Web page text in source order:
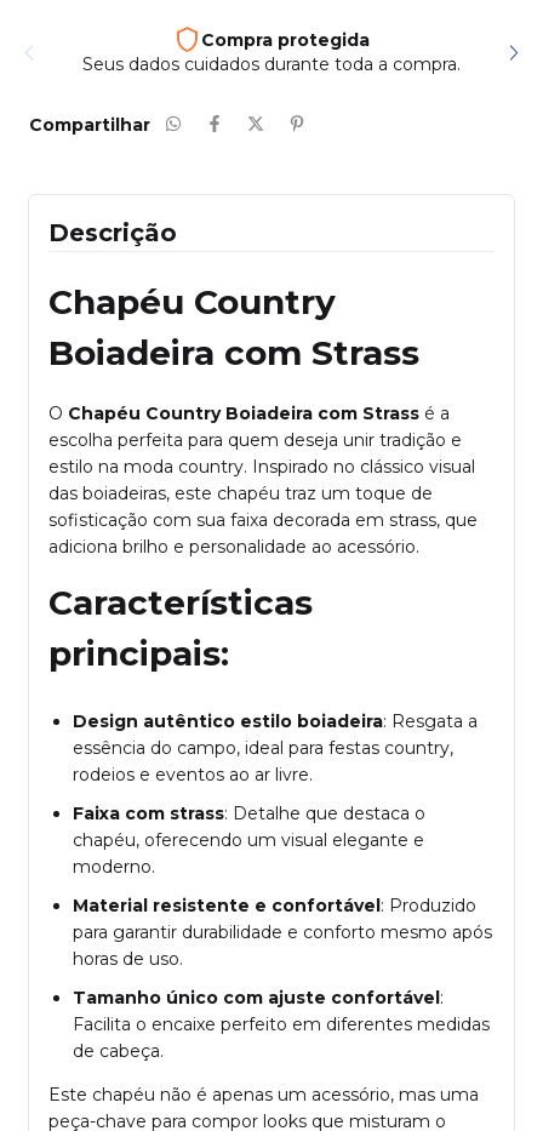
Frete e entrega
Enviamos para todo país
Compartilhar
Descrição
Chapéu Country
Boiadeira com Strass
O Chapéu Country Boiadeira com Strass é a
escolha perfeita para quem deseja unir tradição e
estilo na moda country. Inspirado no clássico visual
das boiadeiras, este chapéu traz um toque de
sofisticação com sua faixa decorada em strass, que
adiciona brilho e personalidade ao acessório.
Características
principais:
Design autêntico estilo boiadeira: Resgata a
essência do campo, ideal para festas country,
rodeios e eventos ao ar livre.
Faixa com strass: Detalhe que destaca o
chapéu, oferecendo um visual elegante e
moderno.
Material resistente e confortável: Produzido
para garantir durabilidade e conforto mesmo após
horas de uso.
Tamanho único com ajuste confortável:
Facilita o encaixe perfeito em diferentes medidas
de cabeça.
Este chapéu não é apenas um acessório, mas uma
peça-chave para compor looks que misturam o